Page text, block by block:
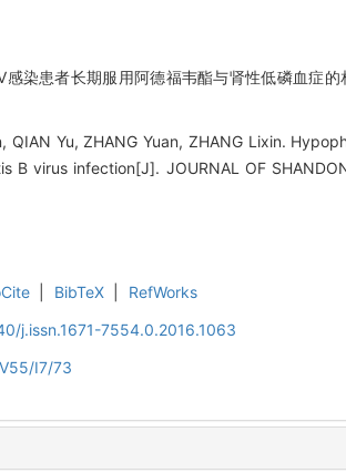
染患者长期服用阿德福韦酯与肾性低磷血症
QIAN Yu, ZHANG Yuan, ZHANG Lixin.
virus infection[J]. JOURNAL OF
BibTeX
RefWorks
j.issn.1671-7554.0.2016.1063
I7/73